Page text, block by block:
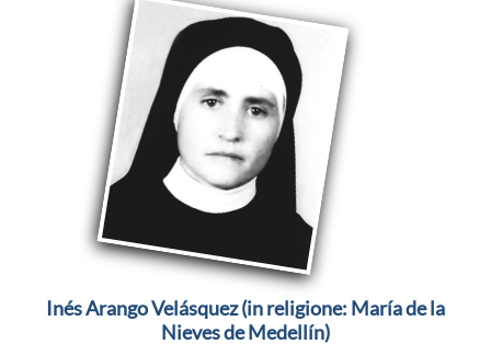
Inés Arango Velásquez (in religione: María de la
Nieves de Medellín)